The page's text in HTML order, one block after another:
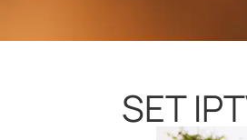
SET